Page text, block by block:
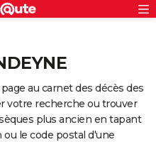
au carnet des décès des
votre recherche ou trouver
plus ancien en tapant
le code postal d'une